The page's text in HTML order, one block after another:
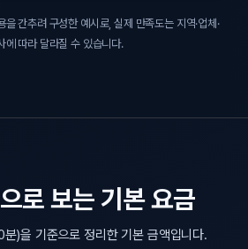
간추려 구성한 예시로, 실제 만족도는 지역·업체·
에 따라 달라질 수 있습니다.
로 보는 기본 요금
)을 기준으로 정리한 기본 금액입니다.